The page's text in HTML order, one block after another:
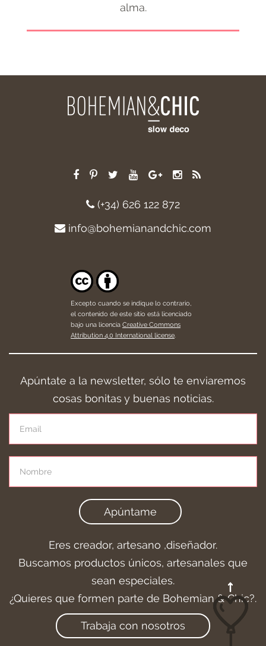
alma.
(+34) 626 122 872
info@bohemianandchic.com
Excepto cuando se indique lo contrario,
el contenido de este sitio está licenciado
bajo una licencia Creative Commons
Attribution 4.0 International license.
Apúntate a la newsletter, sólo te enviaremos
cosas bonitas y buenas noticias.
Apúntame
Eres creador, artesano ,diseñador.
Buscamos productos únicos, artesanales que
sean especiales.
¿Quieres que formen parte de Bohemian & Chic?.
Trabaja con nosotros